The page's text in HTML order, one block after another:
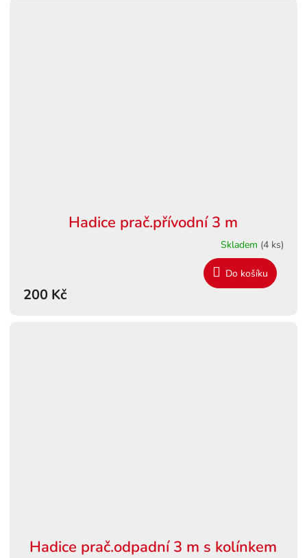
Hadice prač.přívodní 3 m
Skladem (4 ks)
200 Kč
Do košíku
Hadice prač.odpadní 3 m s kolínkem